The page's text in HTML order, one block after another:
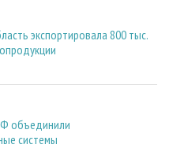
экспортировала 800 тыс.
объединили
системы